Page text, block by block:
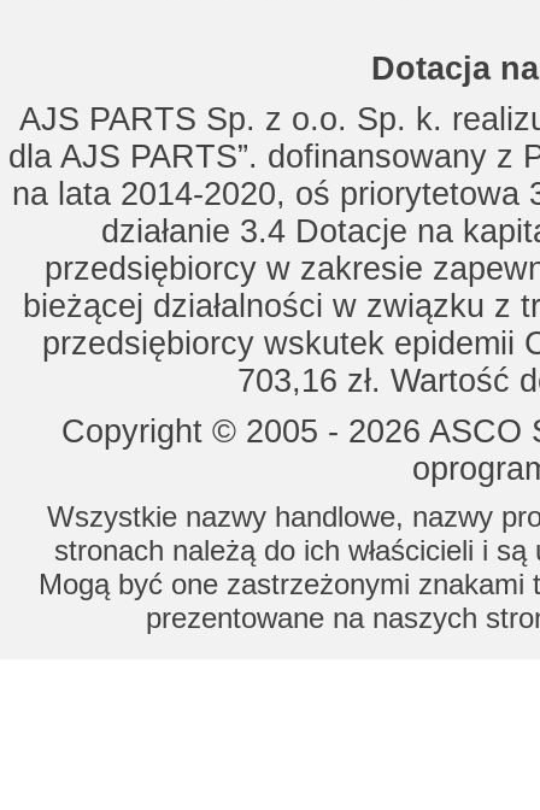
Dotacja
AJS PARTS Sp. z o.o. Sp. k.
dla AJS PARTS”. dofinansowany z
na lata 2014-2020, oś priorytetowa
działanie 3.4 Dotacje na
przedsiębiorcy w zakresie
bieżącej działalności w związku z
przedsiębiorcy wskutek epidemii
703,16 zł. Wartość
Copyright © 2005 - 2026
Wszystkie nazwy handlowe, nazwy
stronach należą do ich właścicieli i
Mogą być one zastrzeżonymi znakami
prezentowane na naszych